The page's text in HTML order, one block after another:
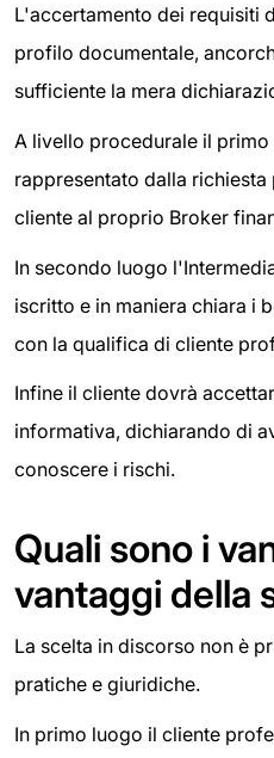
L'accertamento dei requisiti
profilo documentale,
sufficiente la mera
A livello procedurale il primo
rappresentato dalla
cliente al proprio Broker
In secondo luogo
iscritto e in maniera chiara i
con la qualifica di cliente
Infine il cliente dovrà
informativa, dichiarando di
conoscere i rischi.
Quali sono i
vantaggi della
La scelta in discorso non è
pratiche e giuridiche.
In primo luogo il cliente